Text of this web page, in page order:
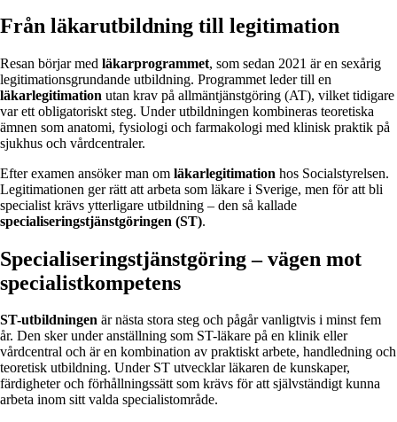
Från läkarutbildning till legitimation
Resan börjar med läkarprogrammet, som sedan 2021 är en sexårig
legitimationsgrundande utbildning. Programmet leder till en
läkarlegitimation utan krav på allmäntjänstgöring (AT), vilket tidigare
var ett obligatoriskt steg. Under utbildningen kombineras teoretiska
ämnen som anatomi, fysiologi och farmakologi med klinisk praktik på
sjukhus och vårdcentraler.
Efter examen ansöker man om läkarlegitimation hos Socialstyrelsen.
Legitimationen ger rätt att arbeta som läkare i Sverige, men för att bli
specialist krävs ytterligare utbildning – den så kallade
specialiseringstjänstgöringen (ST).
Specialiseringstjänstgöring – vägen mot
specialistkompetens
ST-utbildningen är nästa stora steg och pågår vanligtvis i minst fem
år. Den sker under anställning som ST-läkare på en klinik eller
vårdcentral och är en kombination av praktiskt arbete, handledning och
teoretisk utbildning. Under ST utvecklar läkaren de kunskaper,
färdigheter och förhållningssätt som krävs för att självständigt kunna
arbeta inom sitt valda specialistområde.